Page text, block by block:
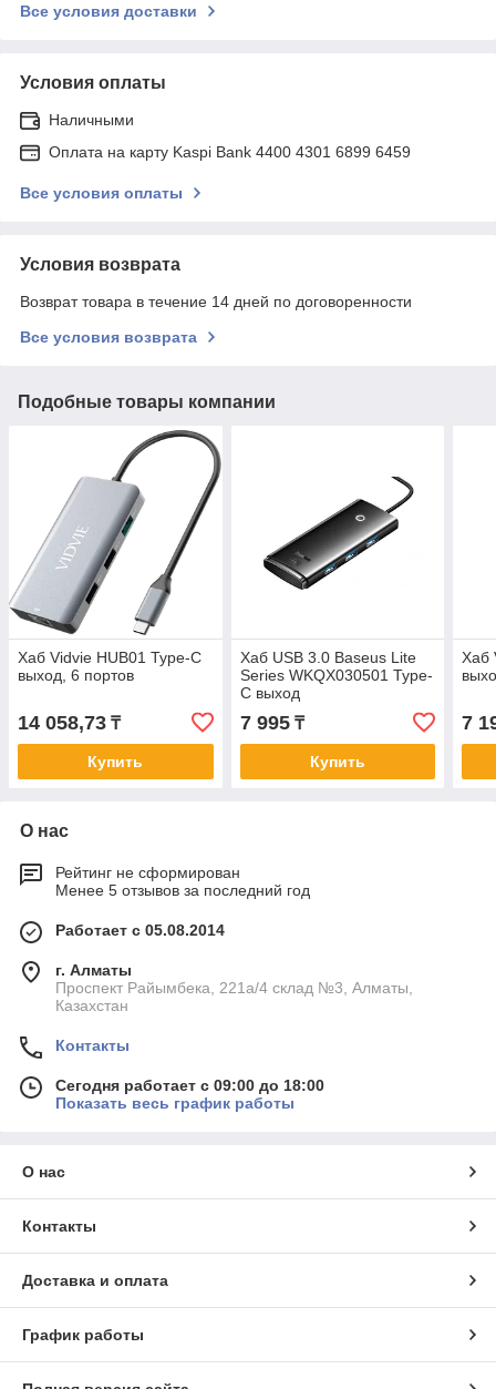
Все условия доставки
Условия оплаты
Наличными
Оплата на карту Kaspi Bank 4400 4301 6899 6459
Все условия оплаты
Условия возврата
Возврат товара в течение 14 дней по договоренности
Все условия возврата
Подобные товары компании
Хаб Vidvie HUB01 Type-C
выход, 6 портов
14 058,73 ₸
Купить
Хаб USB 3.0 Baseus Lite
Series WKQX030501 Type-
C выход
7 995₸
Купить
Хаб
7
О нас
Рейтинг не сформирован
Менее 5 отзывов за последний год
Работает с 05.08.2014
г. Алматы
Проспект Райымбека, 221а/4 склад №3, Алматы,
Казахстан
Контакты
Сегодня работает с 09:00 до 18:00
Показать весь график работы
О нас
Контакты
Доставка и оплата
График работы